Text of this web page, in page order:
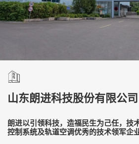
山东朗进科技股份有限公司
朗进以引领科技，造福民生为己任，技
控制系统及轨道空调优秀的技术领军企业